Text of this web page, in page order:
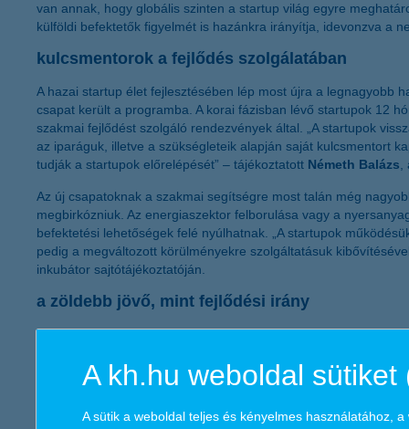
van annak, hogy globális szinten a startup világ egyre
külföldi befektetők figyelmét is hazánkra irányítja, idevonzva a
kulcsmentorok a fejlődés szolgálatában
A hazai startup élet fejlesztésében lép most újra a legnagyobb
csapat került a programba. A korai fázisban lévő startupok 12
szakmai fejlődést szolgáló rendezvények által. „A startupok
az iparáguk, illetve a szükségleteik alapján saját kulcsmentort
tudják a startupok előrelépését” – tájékoztatott Németh Balázs
Az új csapatoknak a szakmai segítségre most talán még
megbirkózniuk. Az energiaszektor felborulása vagy a
befektetési lehetőségek felé nyúlhatnak. „A startupok
pedig a megváltozott körülményekre szolgáltatásuk
inkubátor sajtótájékoztatóján.
a zöldebb jövő, mint fejlődési irány
A pandémia miatt az elmúlt két évben az egészségre,
megóvását. Az új csapatok kiválasztásánál ezért kiemelt
csapatok olyan hétköznapi problémákra keresnek új, innovatív
A kh.hu weboldal sütiket
A sütik a weboldal teljes és kényelmes használatához,